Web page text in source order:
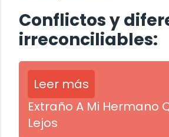
Conflictos y
irreconciliables:
Leer más
Extraño A Mi Hermano
Lejos